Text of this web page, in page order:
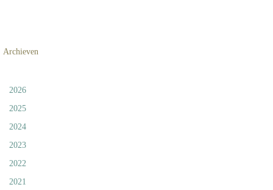
Archieven
2026
2025
2024
2023
2022
2021